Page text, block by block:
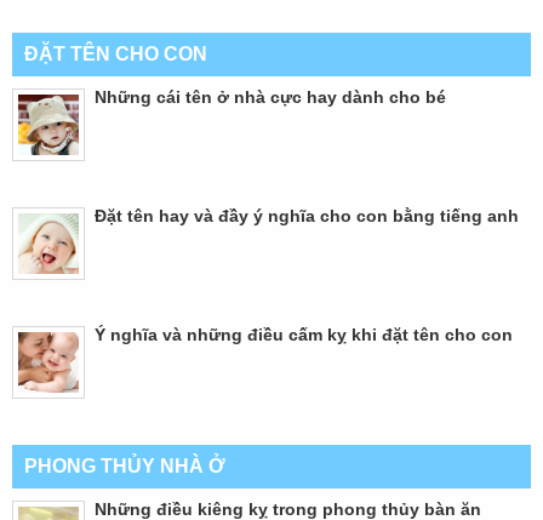
ĐẶT TÊN CHO CON
Những cái tên ở nhà cực hay dành cho bé
Đặt tên hay và đầy ý nghĩa cho con bằng tiếng anh
Ý nghĩa và những điều cấm kỵ khi đặt tên cho con
PHONG THỦY NHÀ Ở
Những điều kiêng kỵ trong phong thủy bàn ăn